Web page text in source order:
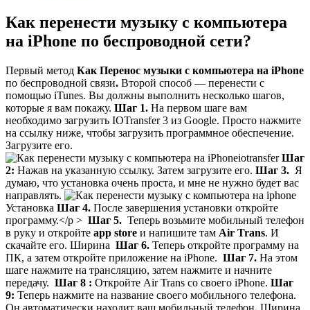
Как перенести музыку с компьютера
на iPhone по беспроводной сети?
Первый метод Как Перенос музыки с компьютера на iPhone
по беспроводной связи. Второй способ — перенести с
помощью iTunes. Вы должны выполнить несколько шагов,
которые я вам покажу. Шаг 1. На первом шаге вам
необходимо загрузить IOTransfer 3 из Google. Просто нажмите
на ссылку ниже, чтобы загрузить программное обеспечение.
Загрузите его.
iotransferШаг
2: Нажав на указанную ссылку. Затем загрузите его. Шаг 3. Я
думаю, что установка очень проста, и мне не нужно будет вас
направлять.
Установка Шаг 4. После завершения установки откройте
программу.</p > Шаг 5. Теперь возьмите мобильный телефон
в руку и откройте app store и напишите там Air Trans. И
скачайте его. Ширина Шаг 6. Теперь откройте программу на
ПК, а затем откройте приложение на iPhone. Шаг 7. На этом
шаге нажмите на трансляцию, затем нажмите и начните
передачу. Шаг 8 : Откройте Air Trans со своего iPhone. Шаг
9: Теперь нажмите на название своего мобильного телефона.
Он автоматически находит ваш мобильный телефон. Ширина